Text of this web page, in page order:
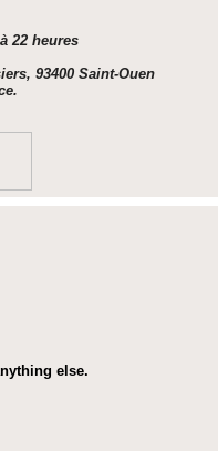
22 heures
93400 Saint-Ouen
else.